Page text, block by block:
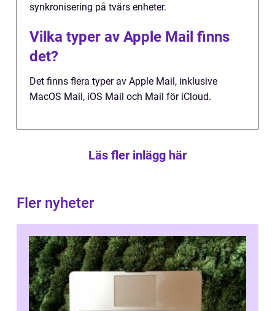
synkronisering på tvärs enheter.
Vilka typer av Apple Mail finns
det?
Det finns flera typer av Apple Mail, inklusive
MacOS Mail, iOS Mail och Mail för iCloud.
Läs fler inlägg här
Fler nyheter